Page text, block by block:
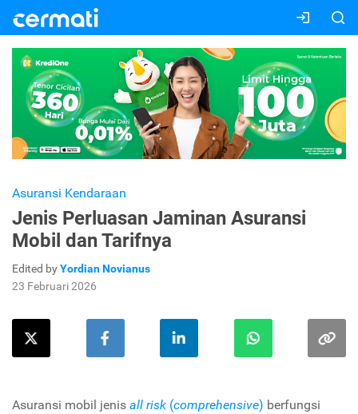
Asuransi Kendaraan
Jenis Perluasan Jaminan Asuransi
Mobil dan Tarifnya
Edited byYordian Novianus
23 Februari 2026
Asuransi mobil jenis all risk (comprehensive) berfungsi